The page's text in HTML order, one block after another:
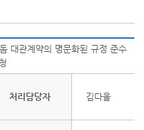
대관계약의 명문화된 규정 준수
처리담당자 김다울